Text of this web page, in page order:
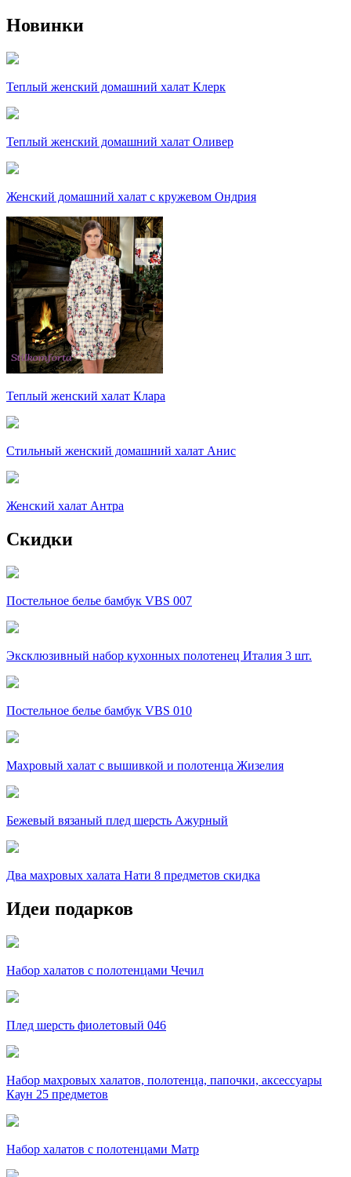
Новинки
Теплый женский домашний халат Клерк
Теплый женский домашний халат Оливер
Женский домашний халат с кружевом Ондрия
Теплый женский халат Клара
Стильный женский домашний халат Анис
Женский халат Антра
Скидки
Постельное белье бамбук VBS 007
Эксклюзивный набор кухонных полотенец Италия 3 шт.
Постельное белье бамбук VBS 010
Махровый халат с вышивкой и полотенца Жизелия
Бежевый вязаный плед шерсть Ажурный
Два махровых халата Нати 8 предметов скидка
Идеи подарков
Набор халатов с полотенцами Чечил
Плед шерсть фиолетовый 046
Набор махровых халатов, полотенца, папочки, аксессуары
Каун 25 предметов
Набор халатов с полотенцами Матр